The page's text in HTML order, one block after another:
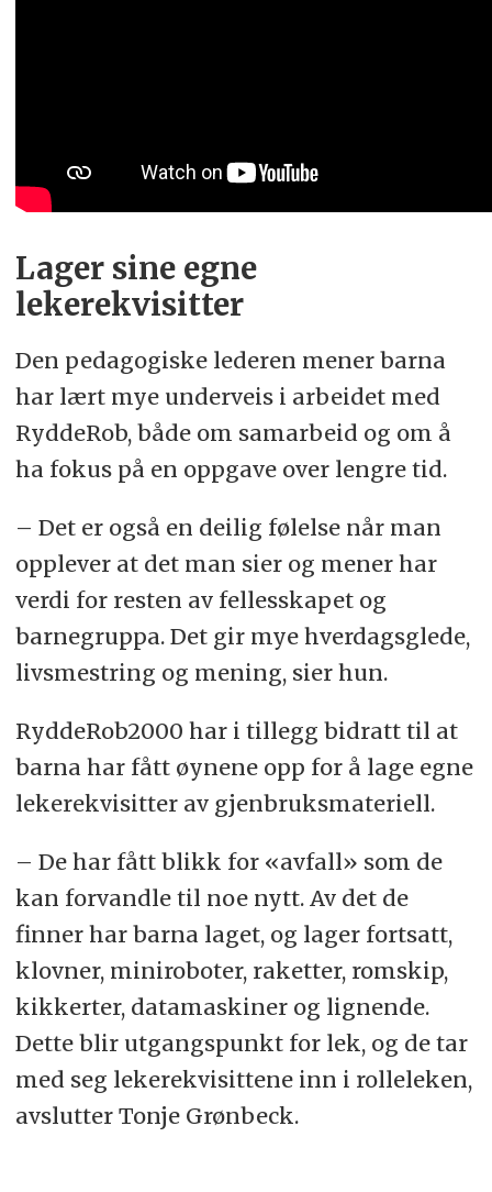
Lager sine egne
lekerekvisitter
Den pedagogiske lederen mener barna
har lært mye underveis i arbeidet med
RyddeRob, både om samarbeid og om å
ha fokus på en oppgave over lengre tid.
– Det er også en deilig følelse når man
opplever at det man sier og mener har
verdi for resten av fellesskapet og
barnegruppa. Det gir mye hverdagsglede,
livsmestring og mening, sier hun.
RyddeRob2000 har i tillegg bidratt til at
barna har fått øynene opp for å lage egne
lekerekvisitter av gjenbruksmateriell.
– De har fått blikk for «avfall» som de
kan forvandle til noe nytt. Av det de
finner har barna laget, og lager fortsatt,
klovner, miniroboter, raketter, romskip,
kikkerter, datamaskiner og lignende.
Dette blir utgangspunkt for lek, og de tar
med seg lekerekvisittene inn i rolleleken,
avslutter Tonje Grønbeck.